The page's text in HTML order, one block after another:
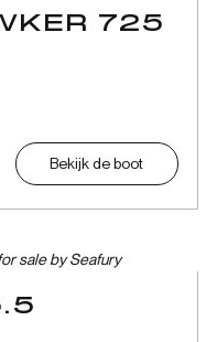
725
Bekijk de boot